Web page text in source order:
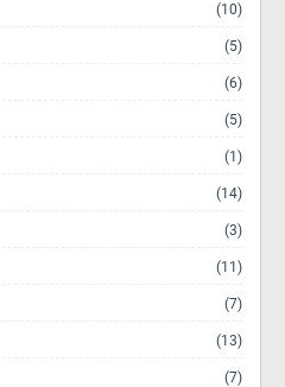
(10)
(5)
(6)
(5)
(1)
(14)
(3)
(11)
(7)
(13)
(7)